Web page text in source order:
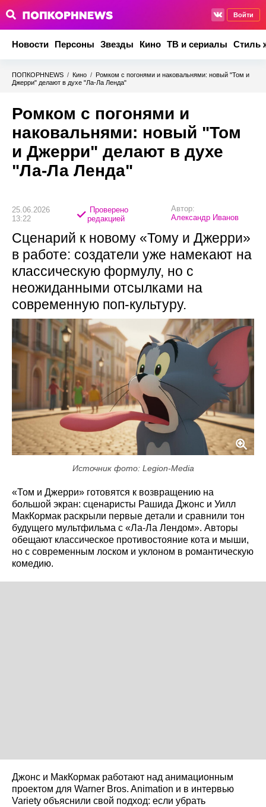
Войти
Новости Персоны Звезды Кино ТВ и сериалы Стиль
ПОПКОРНNEWS / Кино / Ромком с погонями и наковальнями: новый "Том и
Джерри" делают в духе "Ла-Ла Ленда"
Ромком с погонями и
наковальнями: новый "Том
и Джерри" делают в духе
"Ла-Ла Ленда"
25.06.2026
13:22
Проверено
редакцией
Автор:
Александр Иванов
Сценарий к новому «Тому и Джерри»
в работе: создатели уже намекают на
классическую формулу, но с
неожиданными отсылками на
современную поп-культуру.
Источник фото: Legion-Media
«Том и Джерри» готовятся к возвращению на
большой экран: сценаристы Рашида Джонс и Уилл
МакКормак раскрыли первые детали и сравнили тон
будущего мультфильма с «Ла-Ла Лендом». Авторы
обещают классическое противостояние кота и мыши,
но с современным лоском и уклоном в романтическую
комедию.
Джонс и МакКормак работают над анимационным
проектом для Warner Bros. Animation и в интервью
Variety объяснили свой подход: если убрать